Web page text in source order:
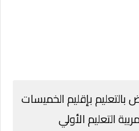
بإقليم الخميسات